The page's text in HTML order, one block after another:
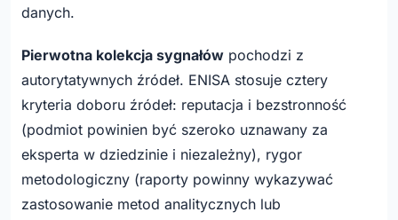
danych.
Pierwotna kolekcja sygnałów pochodzi z
autorytatywnych źródeł. ENISA stosuje cztery
kryteria doboru źródeł: reputacja i bezstronność
(podmiot powinien być szeroko uznawany za
eksperta w dziedzinie i niezależny), rygor
metodologiczny (raporty powinny wykazywać
zastosowanie metod analitycznych lub